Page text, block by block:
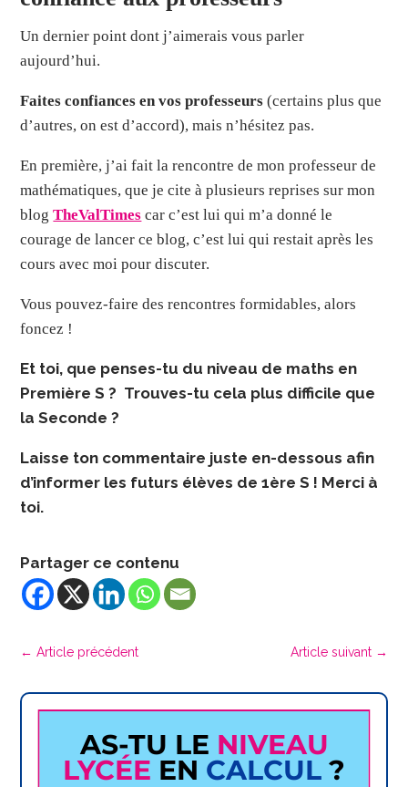
Un dernier point dont j’aimerais vous parler
aujourd’hui.
Faites confiances en vos professeurs (certains plus que
d’autres, on est d’accord), mais n’hésitez pas.
En première, j’ai fait la rencontre de mon professeur de
mathématiques, que je cite à plusieurs reprises sur mon
blogTheValTimes car c’est lui qui m’a donné le
courage de lancer ce blog, c’est lui qui restait après les
cours avec moi pour discuter.
Vous pouvez-faire des rencontres formidables, alors
foncez !
Et toi, que penses-tu du niveau de maths en
Première S ? Trouves-tu cela plus difficile que
la Seconde ?
Laisse ton commentaire juste en-dessous afin
d’informer les futurs élèves de 1ère S ! Merci à
toi.
Partager ce contenu
←Article précédent Article suivant→